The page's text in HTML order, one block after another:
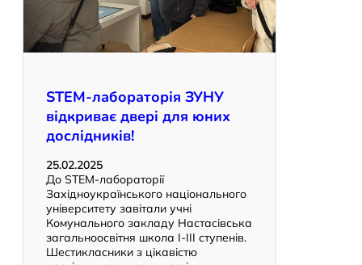
STEM-лабораторія ЗУНУ
відкриває двері для юних
дослідників!
25.02.2025
До STEM-лабораторії
Західноукраїнського національного
університету завітали учні
Комунального закладу Настасівська
загальноосвітня школа І-ІІІ ступенів.
Шестикласники з цікавістю